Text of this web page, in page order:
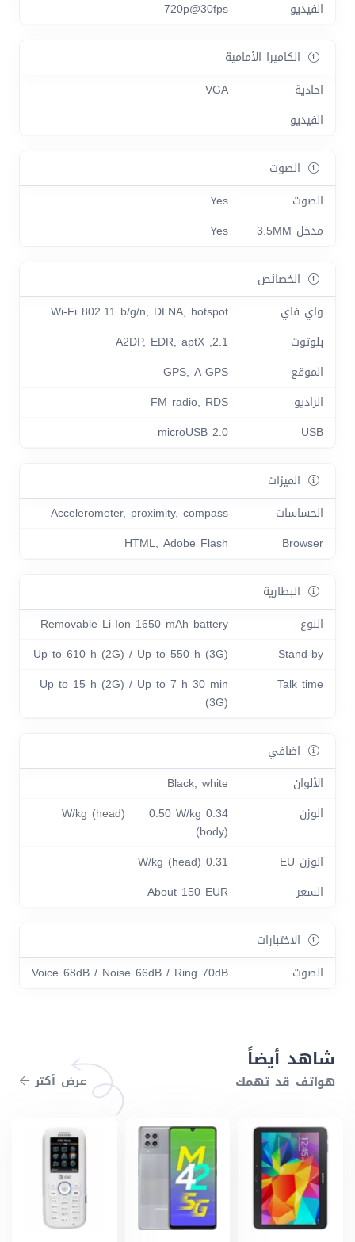
الفيديو 720p@30fps
الكاميرا الأمامية
احادية
VGA
الفيديو
الصوت
الصوت
Yes
مدخل 3.5MM
Yes
الخصائص
واي فاي
Wi-Fi 802.11 b/g/n, DLNA, hotspot
بلوتوث
2.1, A2DP, EDR, aptX
الموقع
GPS, A-GPS
الراديو
FM radio, RDS
USB
microUSB 2.0
الميزات
الحساسات
Accelerometer, proximity, compass
Browser
HTML, Adobe Flash
البطارية
النوع
Removable Li-Ion 1650 mAh battery
Stand-by
Up to 610 h (2G) / Up to 550 h (3G)
Talk time
Up to 15 h (2G) / Up to 7 h 30 min
(3G)
اضافي
الألوان
Black, white
الوزن
0.34 W/kg (head) 0.50 W/kg
(body)
الوزن EU
0.31 W/kg (head)
السعر
About 150 EUR
الاختبارات
الصوت
Voice 68dB / Noise 66dB / Ring 70dB
شاهد أيضاً
هواتف قد تهمك عرض أكتر